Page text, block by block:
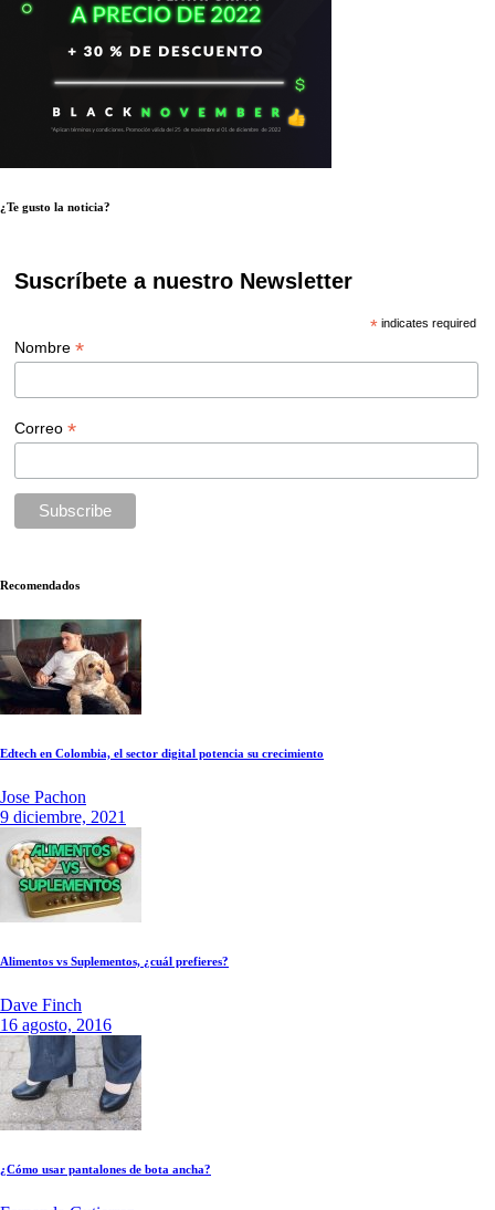
¿Te gusto la noticia?
Suscríbete a nuestro Newsletter
*indicates required
Nombre*
Correo*
Recomendados
Edtech en Colombia, el sector digital potencia su crecimiento
Jose Pachon
9 diciembre, 2021
Alimentos vs Suplementos, ¿cuál prefieres?
Dave Finch
16 agosto, 2016
¿Cómo usar pantalones de bota ancha?